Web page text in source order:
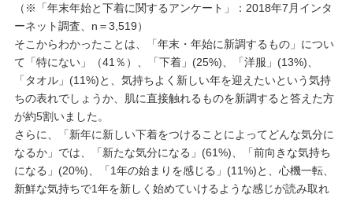
お問い合わせ
よくあるご質問
（※「年末年始と下着に関するアンケート」：2018年7月インタ
ーネット調査、n＝3,519）
そこからわかったことは、「年末・年始に新調するもの」につい
て「特にない」（41％）、「下着」(25%)、「洋服」(13%)、
「タオル」(11%)と、気持ちよく新しい年を迎えたいという気持
ちの表れでしょうか、肌に直接触れるものを新調すると答えた方
が約5割いました。
さらに、「新年に新しい下着をつけることによってどんな気分に
なるか」では、「新たな気分になる」(61%)、「前向きな気持ち
になる」(20%)、「1年の始まりを感じる」(11%)と、心機一転、
新鮮な気持ちで1年を新しく始めていけるような感じが読み取れ